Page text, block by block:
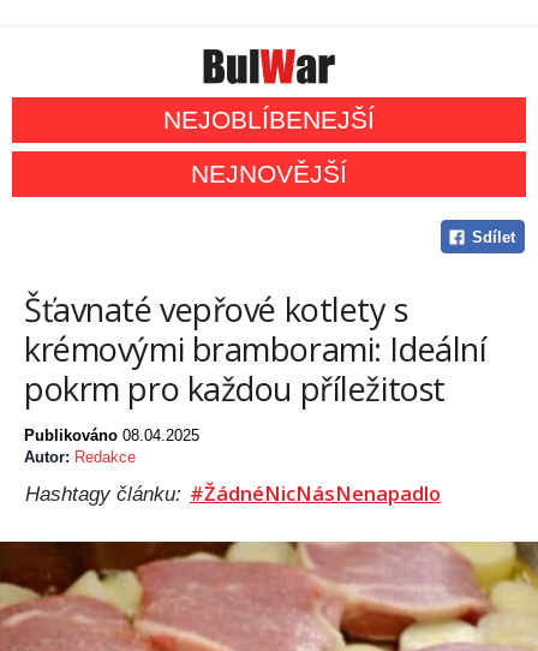
NEJOBLÍBENEJŠÍ
NEJNOVĚJŠÍ
Sdílet
Šťavnaté vepřové kotlety s
krémovými bramborami: Ideální
pokrm pro každou příležitost
Publikováno 08.04.2025
Autor: Redakce
Hashtagy článku: #ŽádnéNicNásNenapadlo